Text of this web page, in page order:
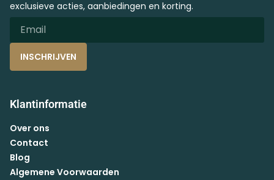
exclusieve acties, aanbiedingen en korting.
INSCHRIJVEN
Klantinformatie
Over ons
Contact
Blog
Algemene Voorwaarden